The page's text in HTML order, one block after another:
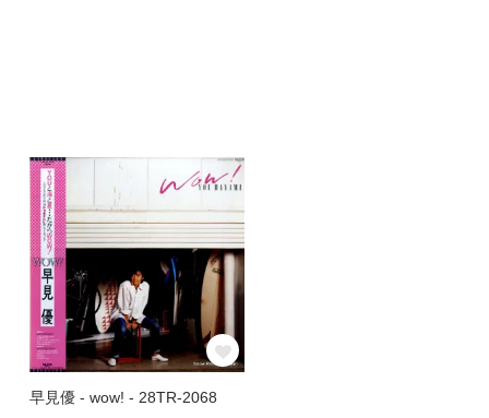
早見優 - wow! - 28TR-2068